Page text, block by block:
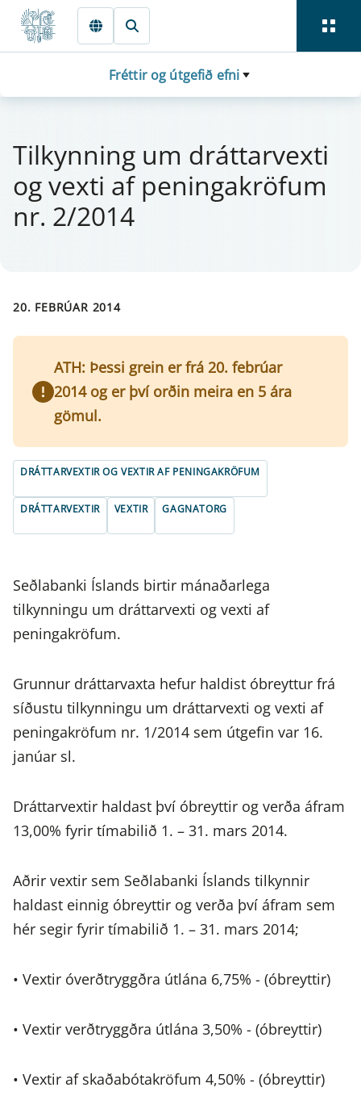
Fara beint í Meginmál
Fréttir og útgefið efni
Til­kynn­ing um drá­tt­a­rvexti
og vexti af pen­inga­krö­f­um
nr. 2/2014
20. FEBRÚAR 2014
ATH: Þessi grein er frá 20. febrúar
2014 og er því orðin meira en 5 ára
gömul.
DRÁTTARVEXTIR OG VEXTIR AF PENINGAKRÖFUM
DRÁTTARVEXTIR VEXTIR GAGNATORG
Seðlabanki Íslands birtir mánaðarlega
tilkynningu um dráttarvexti og vexti af
peningakröfum.
Grunnur dráttarvaxta hefur haldist óbreyttur frá
síðustu tilkynningu um dráttarvexti og vexti af
peningakröfum nr. 1/2014 sem útgefin var 16.
janúar sl.
Dráttarvextir haldast því óbreyttir og verða áfram
13,00% fyrir tímabilið 1. – 31. mars 2014.
Aðrir vextir sem Seðlabanki Íslands tilkynnir
haldast einnig óbreyttir og verða því áfram sem
hér segir fyrir tímabilið 1. – 31. mars 2014;
• Vextir óverðtryggðra útlána 6,75% - (óbreyttir)
• Vextir verðtryggðra útlána 3,50% - (óbreyttir)
• Vextir af skaðabótakröfum 4,50% - (óbreyttir)